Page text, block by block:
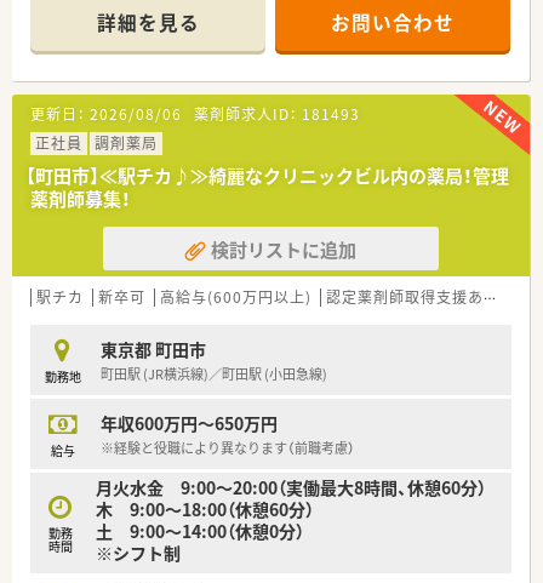
■近隣クリニックから複数科目を応需しており、スキルアップが
望める環境です。
■ご経歴・ご経験次第で～600万円相談可能です。
■調剤研修やOTC販売セミナー等研修制度が充実しておりま
す。
■社員購入割引制度などの福利厚生あり！
≪こんな企業です≫
■昭和31年に創業して以来、湘南エリアを中心にドラッグスト
アを展開しております。
■本社を構えている藤沢地区を中心に店舗展開しており、隣接の
湘南エリア、東京を含めて20店舗以上を運営しております。
調剤併設店は十数店舗展開中です！
■「湘南」の地を軸に、薬局を単にお薬を販売する場所と考える
お客さまの健康で美しい暮らしをサポートさせていただく場
所と考え、店舗展開しております。
■教育研修については、全薬剤師・調剤スタッフを対象に毎月1
調剤業務全般を向上させるための意見交換や提案、新薬につい
ての勉強会、急性期疾患に対応する医学知識の習得、
医療など、時期を鑑みてタイムリーな内容で進められます。
■産前産後休暇、育児求職制度取得実績が多数あり、復職後、短
時間勤務にて就業されている方も多くいらっしゃいます。
詳細を見る お問い合わせ
更新日： 2026/08/06 薬剤師求人ID： 181493
正社員
調剤薬局
【町田市】≪駅チカ♪≫綺麗なクリニックビル内の薬局！管理
薬剤師募集！
検討リストに追加
駅チカ 新卒可 高給与(600万円以上) 認定薬剤師取得支援あり
勤務地
東京都 町田市
町田駅 (JR横浜線)／町田駅 (小田急線)
給与
年収600万円～650万円
※経験と役職により異なります（前職考慮）
勤務
時間
月火水金 9:00～20:00（実働最大8時間、休憩60分）
木 9:00～18:00（休憩60分）
土 9:00～14:00（休憩0分）
※シフト制